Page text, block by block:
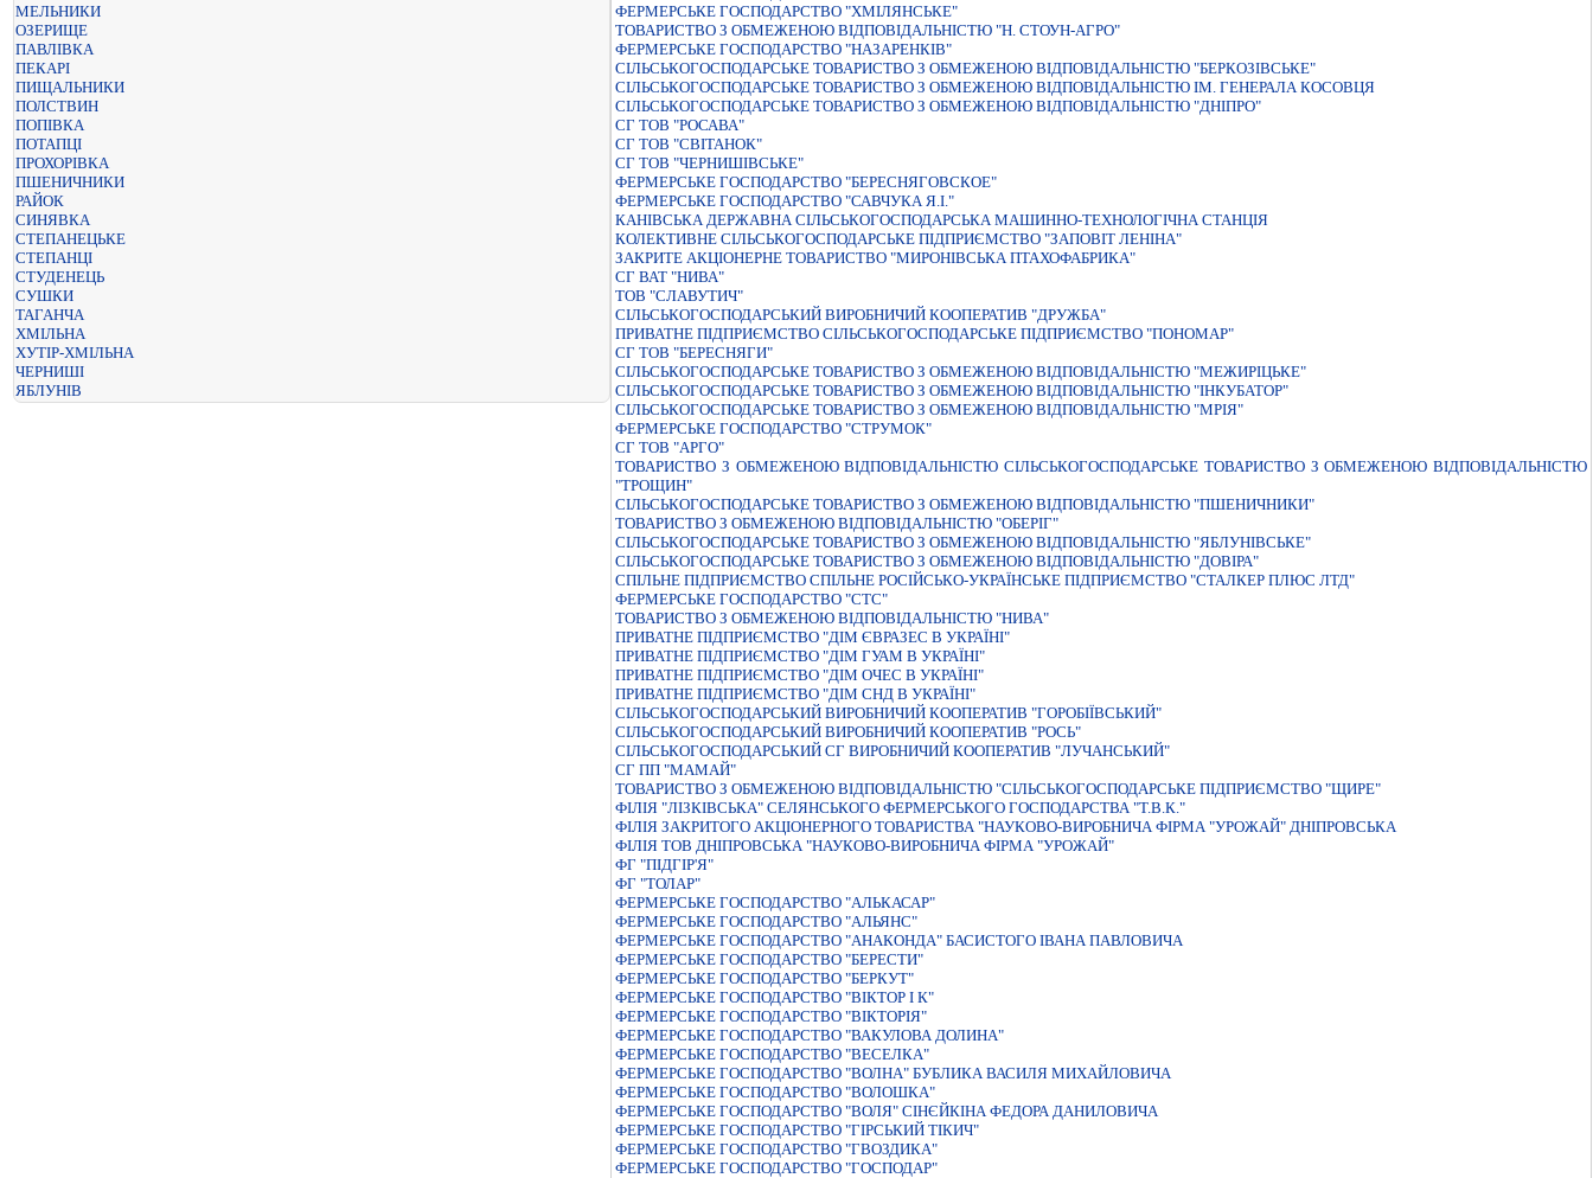
МЕЛЬНИКИ
ОЗЕРИЩЕ
ПАВЛІВКА
ПЕКАРІ
ПИЩАЛЬНИКИ
ПОЛСТВИН
ПОПІВКА
ПОТАПЦІ
ПРОХОРІВКА
ПШЕНИЧНИКИ
РАЙОК
СИНЯВКА
СТЕПАНЕЦЬКЕ
СТЕПАНЦІ
СТУДЕНЕЦЬ
СУШКИ
ТАГАНЧА
ХМІЛЬНА
ХУТІР-ХМІЛЬНА
ЧЕРНИШІ
ЯБЛУНІВ
ФЕРМЕРСЬКЕ ГОСПОДАРСТВО "ХМІЛЯНСЬКЕ"
ТОВАРИСТВО З ОБМЕЖЕНОЮ ВIДПОВIДАЛЬНIСТЮ "Н. СТОУН-АГРО"
ФЕРМЕРСЬКЕ ГОСПОДАРСТВО "НАЗАРЕНКIВ"
СIЛЬСЬКОГОСПОДАРСЬКЕ ТОВАРИСТВО З ОБМЕЖЕНОЮ ВIДПОВIДАЛЬНIСТЮ "БЕРКОЗIВСЬКЕ"
СIЛЬСЬКОГОСПОДАРСЬКЕ ТОВАРИСТВО З ОБМЕЖЕНОЮ ВIДПОВIДАЛЬНIСТЮ IМ. ГЕНЕРАЛА КОСОВЦЯ
СІЛЬСЬКОГОСПОДАРСЬКЕ ТОВАРИСТВО З ОБМЕЖЕНОЮ ВІДПОВІДАЛЬНІСТЮ "ДНІПРО"
СГ ТОВ "РОСАВА"
СГ ТОВ "СВІТАНОК"
СГ ТОВ "ЧЕРНИШІВСЬКЕ"
ФЕРМЕРСЬКЕ ГОСПОДАРСТВО "БЕРЕСНЯГОВСКОЕ"
ФЕРМЕРСЬКЕ ГОСПОДАРСТВО "САВЧУКА Я.I."
КАНІВСЬКА ДЕРЖАВНА СІЛЬСЬКОГОСПОДАРСЬКА МАШИННО-ТЕХНОЛОГІЧНА СТАНЦІЯ
КОЛЕКТИВНЕ СІЛЬСЬКОГОСПОДАРСЬКЕ ПІДПРИЄМСТВО "ЗАПОВІТ ЛЕНІНА"
ЗАКРИТЕ АКЦIОНЕРНЕ ТОВАРИСТВО "МИРОНIВСЬКА ПТАХОФАБРИКА"
СГ ВАТ "НИВА"
ТОВ "СЛАВУТИЧ"
СIЛЬСЬКОГОСПОДАРСЬКИЙ ВИРОБНИЧИЙ КООПЕРАТИВ "ДРУЖБА"
ПРИВАТНЕ ПIДПРИЄМСТВО СIЛЬСЬКОГОСПОДАРСЬКЕ ПIДПРИЄМСТВО "ПОНОМАР"
СГ ТОВ "БЕРЕСНЯГИ"
СІЛЬСЬКОГОСПОДАРСЬКЕ ТОВАРИСТВО З ОБМЕЖЕНОЮ ВІДПОВІДАЛЬНІСТЮ "МЕЖИРІЦЬКЕ"
СIЛЬСЬКОГОСПОДАРСЬКЕ ТОВАРИСТВО З ОБМЕЖЕНОЮ ВIДПОВIДАЛЬНIСТЮ "IНКУБАТОР"
СIЛЬСЬКОГОСПОДАРСЬКЕ ТОВАРИСТВО З ОБМЕЖЕНОЮ ВIДПОВIДАЛЬНIСТЮ "МРIЯ"
ФЕРМЕРСЬКЕ ГОСПОДАРСТВО "СТРУМОК"
СГ ТОВ "АРГО"
ТОВАРИСТВО З ОБМЕЖЕНОЮ ВIДПОВIДАЛЬНIСТЮ СIЛЬСЬКОГОСПОДАРСЬКЕ ТОВАРИСТВО З ОБМЕЖЕНОЮ ВIДПОВIДАЛЬНIСТЮ
"ТРОЩИН"
СIЛЬСЬКОГОСПОДАРСЬКЕ ТОВАРИСТВО З ОБМЕЖЕНОЮ ВIДПОВIДАЛЬНIСТЮ "ПШЕНИЧНИКИ"
ТОВАРИСТВО З ОБМЕЖЕНОЮ ВIДПОВIДАЛЬНIСТЮ "ОБЕРIГ"
СIЛЬСЬКОГОСПОДАРСЬКЕ ТОВАРИСТВО З ОБМЕЖЕНОЮ ВIДПОВIДАЛЬНIСТЮ "ЯБЛУНIВСЬКЕ"
СІЛЬСЬКОГОСПОДАРСЬКЕ ТОВАРИСТВО З ОБМЕЖЕНОЮ ВІДПОВІДАЛЬНІСТЮ "ДОВІРА"
СПIЛЬНЕ ПIДПРИЄМСТВО СПIЛЬНЕ РОСIЙСЬКО-УКРАЇНСЬКЕ ПIДПРИЄМСТВО "СТАЛКЕР ПЛЮС ЛТД"
ФЕРМЕРСЬКЕ ГОСПОДАРСТВО "СТС"
ТОВАРИСТВО З ОБМЕЖЕНОЮ ВІДПОВІДАЛЬНІСТЮ "НИВА"
ПРИВАТНЕ ПIДПРИЄМСТВО "ДIМ ЄВРАЗЕС В УКРАЇНI"
ПРИВАТНЕ ПIДПРИЄМСТВО "ДIМ ГУАМ В УКРАЇНI"
ПРИВАТНЕ ПIДПРИЄМСТВО "ДIМ ОЧЕС В УКРАЇНI"
ПРИВАТНЕ ПIДПРИЄМСТВО "ДIМ СНД В УКРАЇНI"
СІЛЬСЬКОГОСПОДАРСЬКИЙ ВИРОБНИЧИЙ КООПЕРАТИВ "ГОРОБІЇВСЬКИЙ"
СІЛЬСЬКОГОСПОДАРСЬКИЙ ВИРОБНИЧИЙ КООПЕРАТИВ "РОСЬ"
СІЛЬСЬКОГОСПОДАРСЬКИЙ СГ ВИРОБНИЧИЙ КООПЕРАТИВ "ЛУЧАНСЬКИЙ"
СГ ПП "МАМАЙ"
ТОВАРИСТВО З ОБМЕЖЕНОЮ ВІДПОВІДАЛЬНІСТЮ "СІЛЬСЬКОГОСПОДАРСЬКЕ ПІДПРИЄМСТВО "ЩИРЕ"
ФIЛIЯ "ЛIЗКIВСЬКА" СЕЛЯНСЬКОГО ФЕРМЕРСЬКОГО ГОСПОДАРСТВА "Т.В.К."
ФIЛIЯ ЗАКРИТОГО АКЦIОНЕРНОГО ТОВАРИСТВА "НАУКОВО-ВИРОБНИЧА ФIРМА "УРОЖАЙ" ДНIПРОВСЬКА
ФІЛІЯ ТОВ ДНІПРОВСЬКА "НАУКОВО-ВИРОБНИЧА ФІРМА "УРОЖАЙ"
ФГ "ПІДГІР'Я"
ФГ "ТОЛАР"
ФЕРМЕРСЬКЕ ГОСПОДАРСТВО "АЛЬКАСАР"
ФЕРМЕРСЬКЕ ГОСПОДАРСТВО "АЛЬЯНС"
ФЕРМЕРСЬКЕ ГОСПОДАРСТВО "АНАКОНДА" БАСИСТОГО IВАНА ПАВЛОВИЧА
ФЕРМЕРСЬКЕ ГОСПОДАРСТВО "БЕРЕСТИ"
ФЕРМЕРСЬКЕ ГОСПОДАРСТВО "БЕРКУТ"
ФЕРМЕРСЬКЕ ГОСПОДАРСТВО "ВIКТОР I К"
ФЕРМЕРСЬКЕ ГОСПОДАРСТВО "ВIКТОРIЯ"
ФЕРМЕРСЬКЕ ГОСПОДАРСТВО "ВАКУЛОВА ДОЛИНА"
ФЕРМЕРСЬКЕ ГОСПОДАРСТВО "ВЕСЕЛКА"
ФЕРМЕРСЬКЕ ГОСПОДАРСТВО "ВОЛНА" БУБЛИКА ВАСИЛЯ МИХАЙЛОВИЧА
ФЕРМЕРСЬКЕ ГОСПОДАРСТВО "ВОЛОШКА"
ФЕРМЕРСЬКЕ ГОСПОДАРСТВО "ВОЛЯ" СIНЄЙКIНА ФЕДОРА ДАНИЛОВИЧА
ФЕРМЕРСЬКЕ ГОСПОДАРСТВО "ГIРСЬКИЙ ТIКИЧ"
ФЕРМЕРСЬКЕ ГОСПОДАРСТВО "ГВОЗДИКА"
ФЕРМЕРСЬКЕ ГОСПОДАРСТВО "ГОСПОДАР"